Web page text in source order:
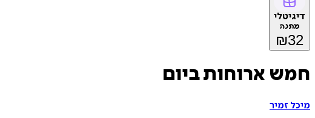
דיגיטלי
מתנה
₪32
חמש ארוחות ביום
מיכל זמיר